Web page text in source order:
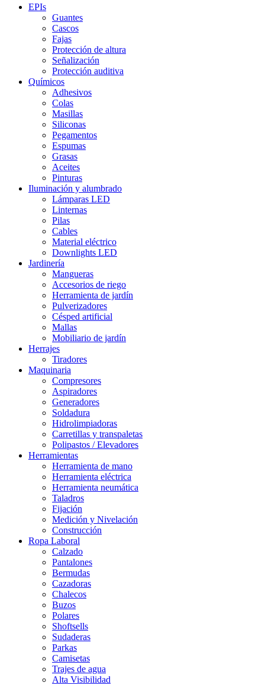
EPIs
Guantes
Cascos
Fajas
Protección de altura
Señalización
Protección auditiva
Químicos
Adhesivos
Colas
Masillas
Siliconas
Pegamentos
Espumas
Grasas
Aceites
Pinturas
Iluminación y alumbrado
Lámparas LED
Linternas
Pilas
Cables
Material eléctrico
Downlights LED
Jardinería
Mangueras
Accesorios de riego
Herramienta de jardín
Pulverizadores
Césped artificial
Mallas
Mobiliario de jardín
Herrajes
Tiradores
Maquinaria
Compresores
Aspiradores
Generadores
Soldadura
Hidrolimpiadoras
Carretillas y transpaletas
Polipastos / Elevadores
Herramientas
Herramienta de mano
Herramienta eléctrica
Herramienta neumática
Taladros
Fijación
Medición y Nivelación
Construcción
Ropa Laboral
Calzado
Pantalones
Bermudas
Cazadoras
Chalecos
Buzos
Polares
Shoftsells
Sudaderas
Parkas
Camisetas
Trajes de agua
Alta Visibilidad